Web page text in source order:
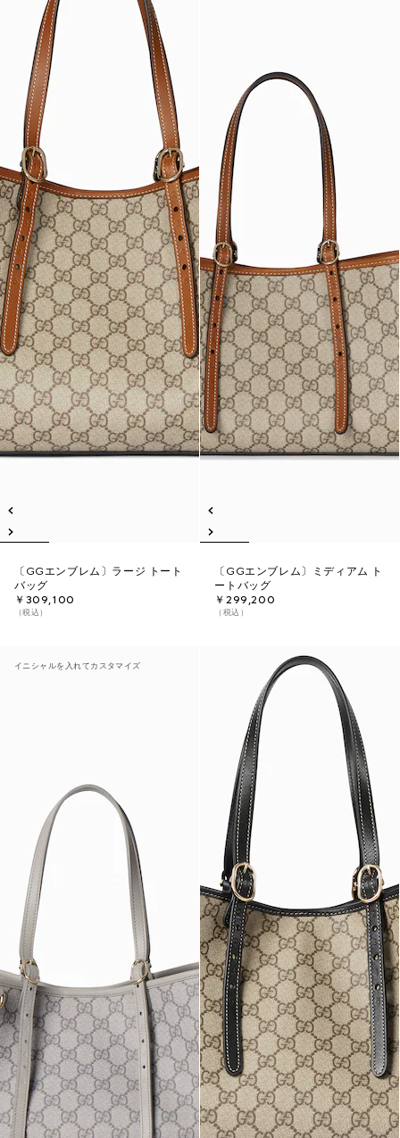
〔GGエンブレム〕ラージ トート
バッグ
￥309,100
（税込）
〔GGエンブレム〕ミディアム ト
ートバッグ
￥299,200
（税込）
イニシャルを入れてカスタマイズ